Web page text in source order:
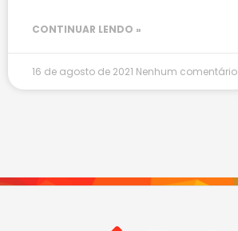
CONTINUAR LENDO »
16 de agosto de 2021 Nenhum comentário